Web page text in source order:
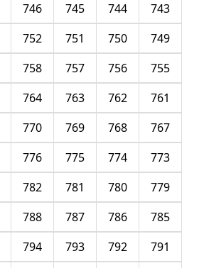
743
744
745
746
749
750
751
752
755
756
757
758
761
762
763
764
767
768
769
770
773
774
775
776
779
780
781
782
785
786
787
788
791
792
793
794